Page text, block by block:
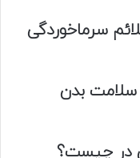
سرماخوردگی
سلامت بدن
در چیست؟